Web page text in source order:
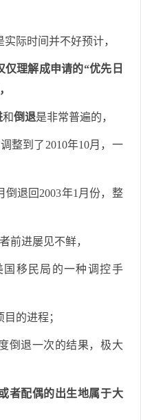
实际时间并不好预计，
理解成申请的“优先日
和倒退是非常普遍的，
整到了2010年10月，一
倒退回2003年1月份，整
前进屡见不鲜，
移民局的一种调控手
的进程；
倒退一次的结果，极大
者配偶的出生地属于大